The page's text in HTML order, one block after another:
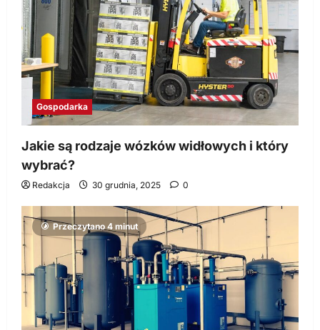
Gospodarka
Jakie są rodzaje wózków widłowych i który
wybrać?
Redakcja 30 grudnia, 2025 0
Przeczytano 4 minut